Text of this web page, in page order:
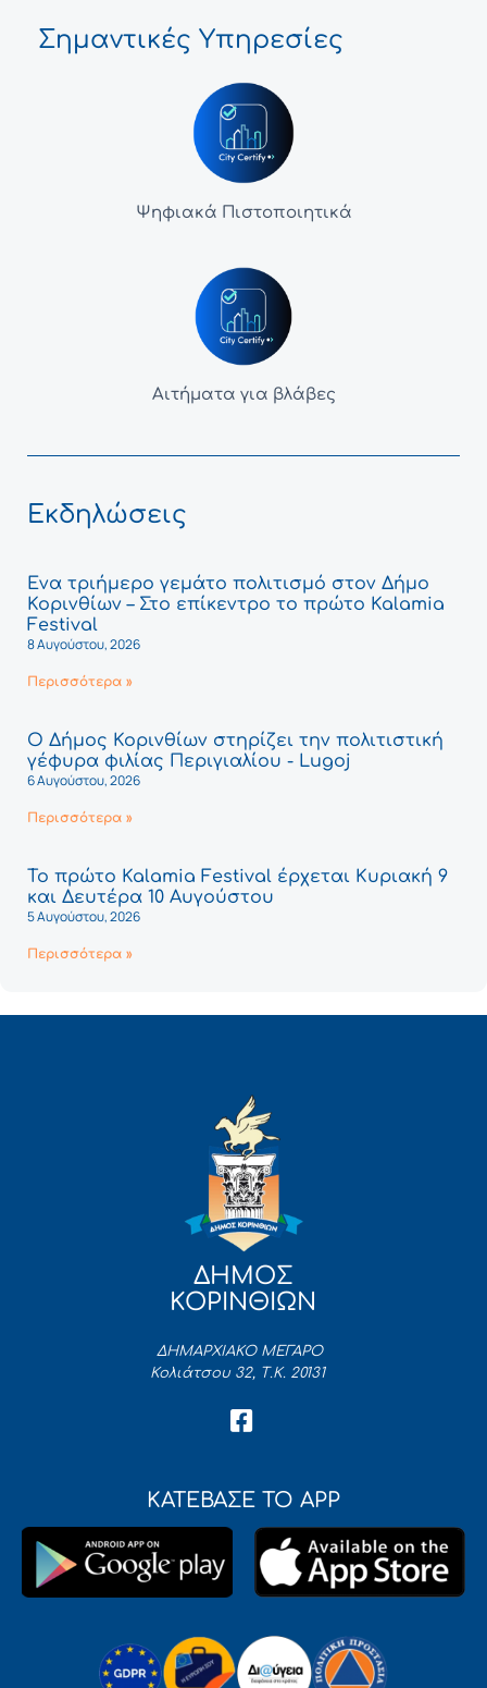
Σημαντικές Υπηρεσίες
Ψηφιακά Πιστοποιητικά
Αιτήματα για βλάβες
Εκδηλώσεις
Ένα τριήμερο γεμάτο πολιτισμό στον Δήμο
Κορινθίων – Στο επίκεντρο το πρώτο Kalamia
Festival
8 Αυγούστου, 2026
Περισσότερα »
Ο Δήμος Κορινθίων στηρίζει την πολιτιστική
γέφυρα φιλίας Περιγιαλίου - Lugoj
6 Αυγούστου, 2026
Περισσότερα »
Το πρώτο Kalamia Festival έρχεται Κυριακή 9
και Δευτέρα 10 Αυγούστου
5 Αυγούστου, 2026
Περισσότερα »
ΔΗΜΟΣ
ΚΟΡΙΝΘΙΩΝ
ΔΗΜΑΡΧΙΑΚΟ ΜΕΓΑΡΟ
Κολιάτσου 32, Τ.Κ. 20131
ΚΑΤΕΒΑΣΕ ΤΟ APP